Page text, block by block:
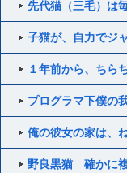
先代猫（三毛）は
子猫が、自力でジ
１年前から、ちら
プログラマ下僕の
俺の彼女の家は、
野良黒猫 確かに